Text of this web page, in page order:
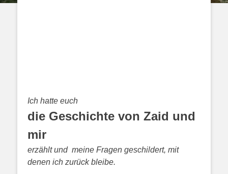
Ich hatte euch
die Geschichte von Zaid und
mir
erzähltund meine Fragen geschildert, mit
denen ich zurück bleibe.